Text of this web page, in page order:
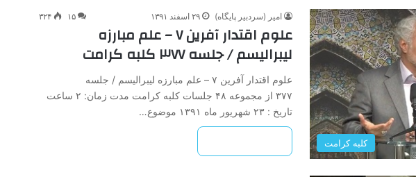
کلبه کرامت
امیر (سردبیر پایگاه) ۲۹ اسفند ۱۳۹۱ ۱۵ ۳۲۴
علوم اقتدار آفرین ۷ – علم مبارزه
لیبرالیسم / جلسه ۳۷۷ کلبه کرامت
علوم اقتدار آفرین ۷ – علم مبارزه لیبرالیسم / جلسه
۳۷۷ از مجموعه ۴۸ جلسات کلبه کرامت مدت زمان: ۲ ساعت
تاریخ : ۲۳ شهریور ماه ۱۳۹۱ موضوع…